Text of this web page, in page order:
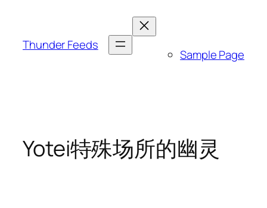
Thunder Feeds
Sample Page
Yotei特殊场所的幽灵